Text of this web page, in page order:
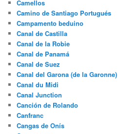
Camellos
Camino de Santiago Portugués
Campamento beduino
Canal de Castilla
Canal de la Robie
Canal de Panamá
Canal de Suez
Canal del Garona (de la Garonne)
Canal du Midi
Canal Junction
Canción de Rolando
Canfranc
Cangas de Onís